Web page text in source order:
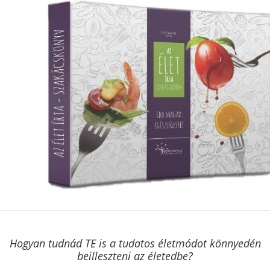
Hogyan tudnád TE is a tudatos életmódot könnyedén
beilleszteni az életedbe?